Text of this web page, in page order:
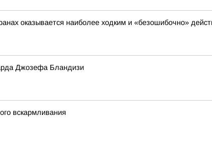
оказывается наиболее ходким и «безошибочно»
Джозефа Бландизи
вскармливания